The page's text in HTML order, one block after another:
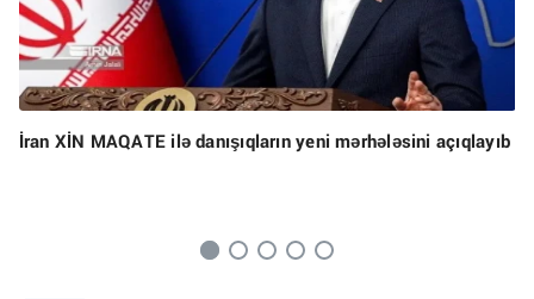
İran XİN MAQATE ilə danışıqların yeni mərhələsini açıqlayıb